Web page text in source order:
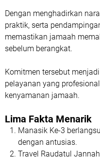
Dengan menghadirkan
praktik, serta
memastikan jamaah
sebelum berangkat.
Komitmen tersebut
pelayanan yang
kenyamanan jamaah.
Lima Fakta Menarik
Manasik Ke-3
dengan antusias.
Travel Raudatul